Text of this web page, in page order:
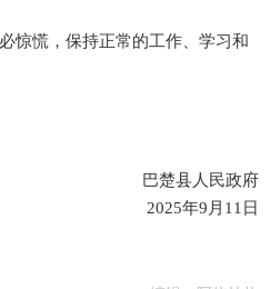
惊慌，保持正常的工作、学习和
巴楚县人民政府
2025年9月11日